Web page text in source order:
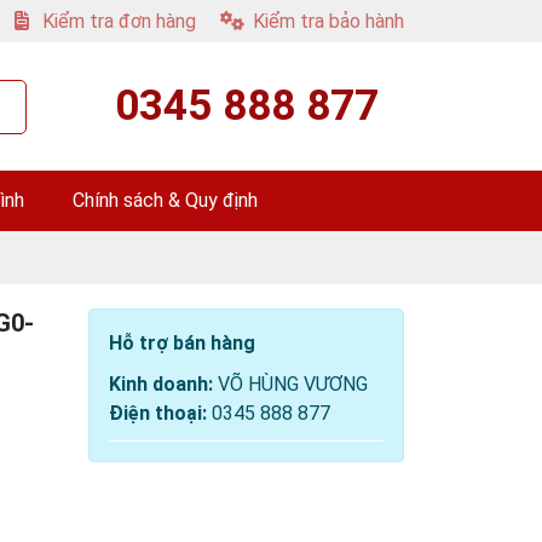
Kiểm tra đơn hàng Kiểm tra bảo hành
0345 888 877
Chính sách & Quy định
Hỗ trợ bán hàng
Kinh doanh: VÕ HÙNG VƯƠNG
Điện thoại: 0345 888 877